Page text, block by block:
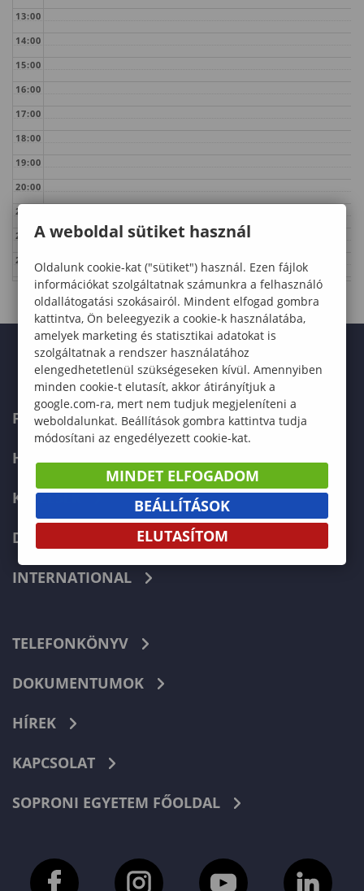
13:00
14:00
15:00
16:00
17:00
18:00
19:00
20:00
21:00
22:00
23:00
FELVÉTELIZŐKNEK
HALLGATÓKNAK
KÉPZÉSEK
DOKTORI ISKOLA
INTERNATIONAL
TELEFONKÖNYV
DOKUMENTUMOK
HÍREK
KAPCSOLAT
SOPRONI EGYETEM FŐOLDAL
A weboldal sütiket használ
Oldalunk cookie-kat ("sütiket") használ. Ezen fájlok
információkat szolgáltatnak számunkra a felhasználó
oldallátogatási szokásairól. Mindent elfogad gombra
kattintva, Ön beleegyezik a cookie-k használatába,
amelyek marketing és statisztikai adatokat is
szolgáltatnak a rendszer használatához
elengedhetetlenül szükségeseken kívül. Amennyiben
minden cookie-t elutasít, akkor átirányítjuk a
google.com-ra, mert nem tudjuk megjeleníteni a
weboldalunkat. Beállítások gombra kattintva tudja
módosítani az engedélyezett cookie-kat.
MINDET ELFOGADOM
BEÁLLÍTÁSOK
ELUTASÍTOM